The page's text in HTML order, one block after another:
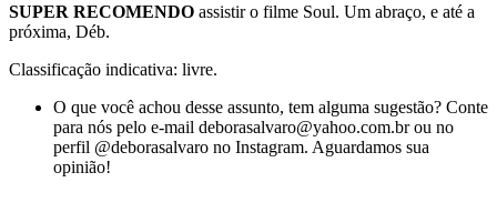
SUPER RECOMENDO assistir o filme Soul. Um abraço, e até a
próxima, Déb.
Classificação indicativa: livre.
O que você achou desse assunto, tem alguma sugestão? Conte
para nós pelo e-mail deborasalvaro@yahoo.com.br ou no
perfil @deborasalvaro no Instagram. Aguardamos sua
opinião!